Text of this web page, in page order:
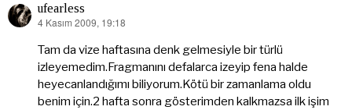
ufearless
dedi
4 Kasım 2009, 19:18
Tam da vize haftasına denk gelmesiyle bir türlü
izleyemedim.Fragmanını defalarca izeyip fena halde
heyecanlandığımı biliyorum.Kötü bir zamanlama oldu
benim için.2 hafta sonra gösterimden kalkmazsa ilk işim